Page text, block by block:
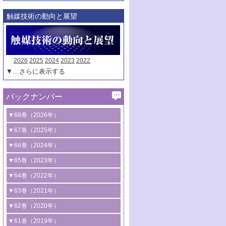
触媒技術の動向と展望
2026 2025 2024 2023 2022
▼…さらに表示する
バックナンバー
▼68巻（2026年）
1号 過酸化水素合成に関する研究動向
2号 コンピューター技術により加速する
触媒開発
3号 有機分子変換やCO 資源化のための
光触媒に関する最近の研究
B号 第137回触媒討論会（2026年）
▼67巻（2025年）
1号 CO
水素化によるグリーン燃料/グリ
ーンケミカル製造
2号 水素製造のための水分解技術に関す
る最近の研究
3号 オレフィン系樹脂の精密合成に関す
る最新技術
4号 アルコール類の効率的変換を実現す
▼66巻（2024年）
1号 低次元ナノ構造を有する触媒材料
2号 規制反応場を活用した固体触媒研究
の新展開
3号 未踏分子変換を目指した酸化触媒プ
ロセスの最前線
4号 シンクロトロン放射光および中性子
▼65巻（2023年）
1号 炭素が関わる触媒機能
2号 プラスチックケミカルリサイクルの
ための触媒技術
3号 非酸化物系金属化合物を基盤とした
▼64巻（2022年）
1号 合成ガス製造とCOを用いるケミカル
ズ合成の最新動向
2号 化学品合成のための合金触媒開発
▼63巻（2021年）
1号 金触媒の新展開
2号 ペロブスカイト
▼62巻（2020年）
1号 触媒設計を拓く欠陥構造のキャラク
▼61巻（2019年）